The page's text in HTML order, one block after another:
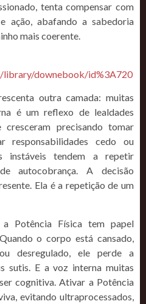
tenta compensar com
ação, abafando a sabedoria
mais coerente.
library/downebook/id%3A720
outra camada: muitas
é um reflexo de lealdades
cresceram precisando tomar
responsabilidades cedo ou
instáveis tendem a repetir
autocobrança. A decisão
Ela é a repetição de um
Potência Física tem papel
o corpo está cansado,
desregulado, ele perde a
sutis. E a voz interna muitas
cognitiva. Ativar a Potência
evitando ultraprocessados,